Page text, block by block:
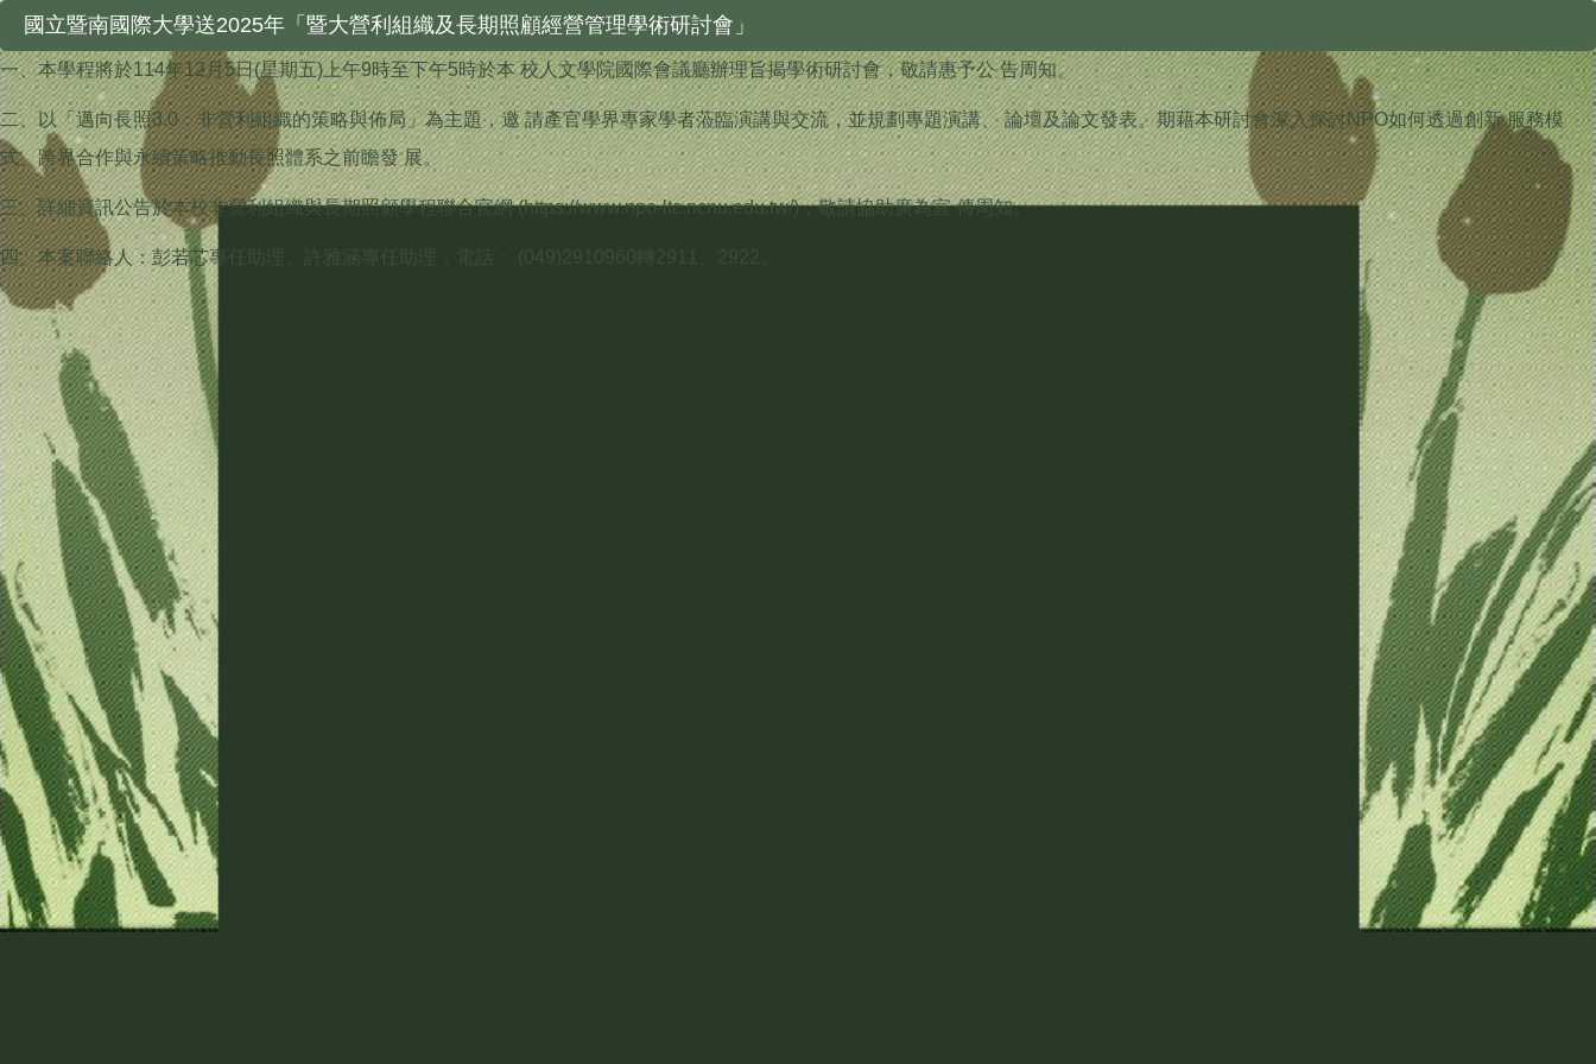
國立暨南國際大學送2025年「暨大營利組織及長期照顧經營管理學術研討會」
一、本學程將於114年12月5日(星期五)上午9時至下午5時於本 校人文學院國際會議廳辦理旨揭學術研討會，敬請惠予公 告周知。
二、以「邁向長照3.0：非營利組織的策略與佈局」為主題，邀 請產官學界專家學者蒞臨演講與交流，並規劃專題演講、 論壇及論文發表。期藉本研討會深入探討NPO如何透過創新 服務模
式、跨界合作與永續策略推動長照體系之前瞻發 展。
三、詳細資訊公告於本校非營利組織與長期照顧學程聯合官網 (https://www.npo-ltc.ncnu.edu.tw/)，敬請協助廣為宣 傳周知。
四、本案聯絡人：彭若芯專任助理、許雅涵專任助理，電話： (049)2910960轉2911、2922。